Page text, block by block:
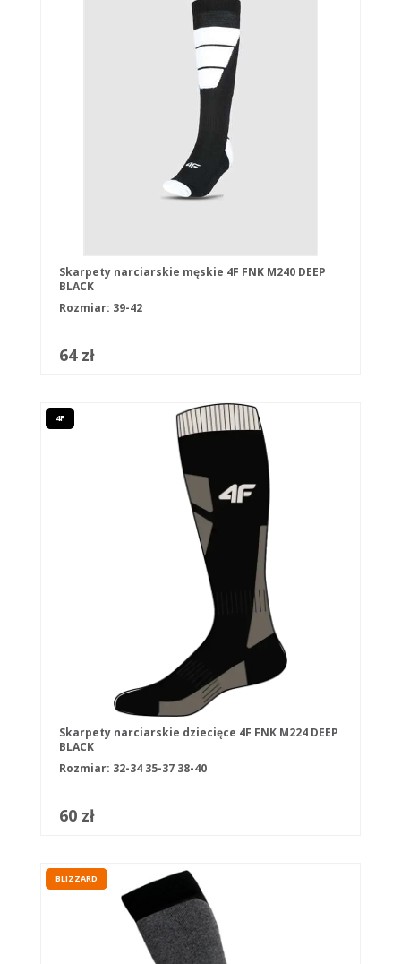
Skarpety narciarskie męskie 4F FNK M240 DEEP
BLACK
Rozmiar: 39-42
64 zł
4F
Skarpety narciarskie dziecięce 4F FNK M224 DEEP
BLACK
Rozmiar: 32-34 35-37 38-40
60 zł
BLIZZARD